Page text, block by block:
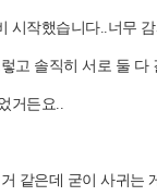
시작했습니다..너무
고 솔직히 서로 둘 다
거든요..
같은데 굳이 사귀는